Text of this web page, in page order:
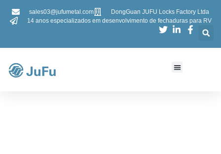
sales03@jufumetal.com
DongGuan JUFU Locks Factory Ltda
14 anos especializados em desenvolvimento de fechaduras para RV